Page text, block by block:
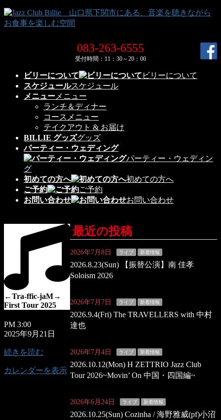
コ
ン
ナ
ビ
083-263-6555
受付時間：11：30～20：00
ビリーについて
ビリーについて
スケジュールスケジュール
メニュー メニュー
ランチ＆ディナー
コースメニュー
テイクアウト & お届け
BILLIE グッズグッズ
パーティー・ウェディング
パーティー・ウェディン
グ
初めての方へ
初めての方へ
ご予約
ご予約
お問い合わせ
お問い合わせ
←Tra-ffic-jaM→
First Tour 2025
PM 3:00
2025年9月21日
続きを読む
カレンダーを表示
最近の投稿
2026年7月8日 ライブ 新着情報
2026.8.23(Sun) 【振替公演】南 佳孝
Soloism 2026
2026年7月7日 ライブ 新着情報
2026.9.4(Fri) The TRAVELLERS with 中村
達也
2026年7月4日 ライブ 新着情報
2026.10.12(Mon) H ZETTRIO Jazz Club
Tour 2026~Movin’ On 中国・四国編~
2026年6月24日 ライブ 新着情報
2026.10.25(Sun) Cozinha / 海野雅威(pf)小沼